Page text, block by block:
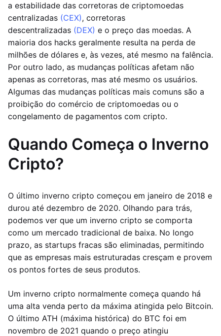
a estabilidade das corretoras de criptomoedas
centralizadas (CEX), corretoras
descentralizadas (DEX) e o preço das moedas. A
maioria dos hacks geralmente resulta na perda de
milhões de dólares e, às vezes, até mesmo na falência.
Por outro lado, as mudanças políticas afetam não
apenas as corretoras, mas até mesmo os usuários.
Algumas das mudanças políticas mais comuns são a
proibição do comércio de criptomoedas ou o
congelamento de pagamentos com cripto.
Quando Começa o Inverno
Cripto?
O último inverno cripto começou em janeiro de 2018 e
durou até dezembro de 2020. Olhando para trás,
podemos ver que um inverno cripto se comporta
como um mercado tradicional de baixa. No longo
prazo, as startups fracas são eliminadas, permitindo
que as empresas mais estruturadas cresçam e provem
os pontos fortes de seus produtos.
Um inverno cripto normalmente começa quando há
uma alta venda perto da máxima atingida pelo Bitcoin.
O último ATH (máxima histórica) do BTC foi em
novembro de 2021 quando o preço atingiu